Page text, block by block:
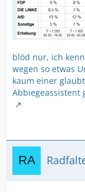
blöd nur, ich
wegen so etwas
kaum einer
Abbiegeassistent